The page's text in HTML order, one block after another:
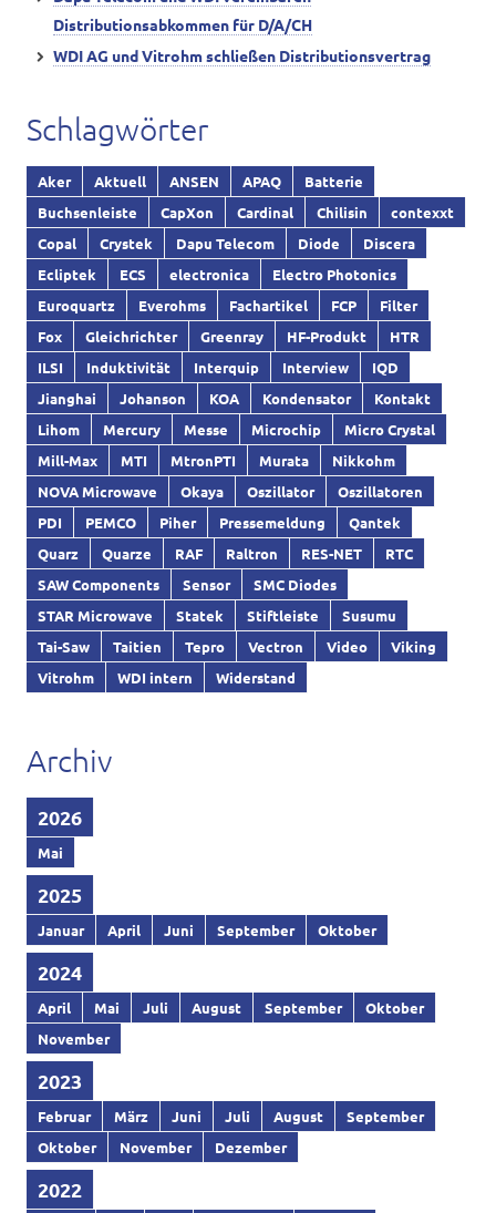
Distributionsabkommen für D/A/CH
WDI AG und Vitrohm schließen Distributionsvertrag
Schlagwörter
Aker Aktuell ANSEN APAQ
Batterie
Buchsenleiste
CapXon Cardinal Chilisin
contexxt
Copal
Crystek Dapu Telecom Diode
Discera
Ecliptek
ECS electronica
Electro Photonics
Euroquartz
Everohms Fachartikel FCP
Filter
Fox
Gleichrichter Greenray HF-Produkt
HTR
ILSI
Induktivität Interquip Interview
IQD
Jianghai
Johanson KOA Kondensator
Kontakt
Lihom
Mercury Messe Microchip
Micro Crystal
Mill-Max
MTI MtronPTI Murata
Nikkohm
NOVA Microwave
Okaya Oszillator
Oszillatoren
PDI
PEMCO Piher Pressemeldung
Qantek
Quarz
Quarze RAF Raltron RES-NET
RTC
SAW Components
Sensor
SMC Diodes
STAR Microwave
Statek Stiftleiste
Susumu
Tai-Saw
Taitien Tepro Vectron Video
Viking
Vitrohm
WDI intern Widerstand
Archiv
2026
Mai
2025
Januar April Juni September Oktober
2024
April Mai Juli August September
Oktober
November
2023
Februar März Juni Juli August
September
Oktober
November Dezember
2022